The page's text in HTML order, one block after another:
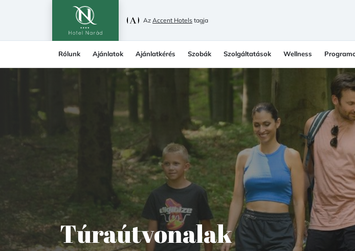
AzAccent Hotels tagja
Rólunk Ajánlatok Ajánlatkérés Szobák Szolgáltatások Wellness
Túraútvonalak